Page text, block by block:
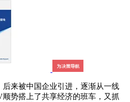
被中国企业引进，逐渐从一线
势搭上了共享经济的班车，又抓